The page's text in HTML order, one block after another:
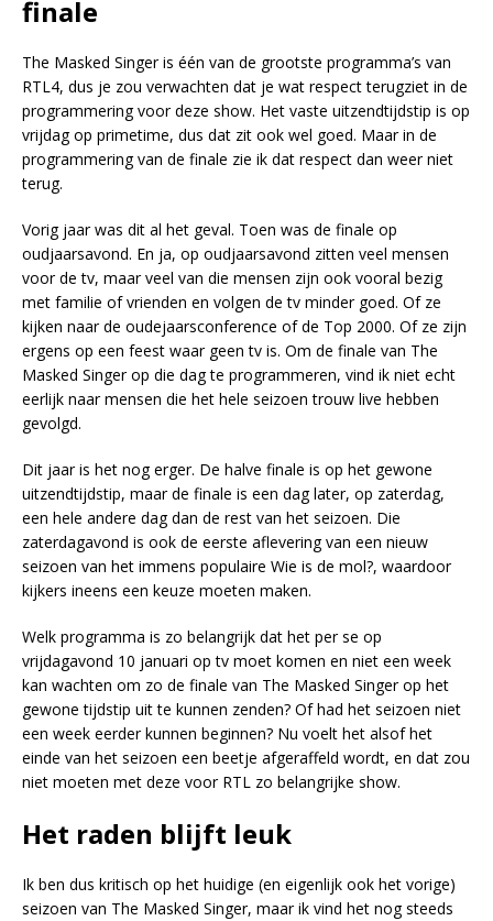
finale
The Masked Singer is één van de grootste programma’s van
RTL4, dus je zou verwachten dat je wat respect terugziet in de
programmering voor deze show. Het vaste uitzendtijdstip is op
vrijdag op primetime, dus dat zit ook wel goed. Maar in de
programmering van de finale zie ik dat respect dan weer niet
terug.
Vorig jaar was dit al het geval. Toen was de finale op
oudjaarsavond. En ja, op oudjaarsavond zitten veel mensen
voor de tv, maar veel van die mensen zijn ook vooral bezig
met familie of vrienden en volgen de tv minder goed. Of ze
kijken naar de oudejaarsconference of de Top 2000. Of ze zijn
ergens op een feest waar geen tv is. Om de finale van The
Masked Singer op die dag te programmeren, vind ik niet echt
eerlijk naar mensen die het hele seizoen trouw live hebben
gevolgd.
Dit jaar is het nog erger. De halve finale is op het gewone
uitzendtijdstip, maar de finale is een dag later, op zaterdag,
een hele andere dag dan de rest van het seizoen. Die
zaterdagavond is ook de eerste aflevering van een nieuw
seizoen van het immens populaire Wie is de mol?, waardoor
kijkers ineens een keuze moeten maken.
Welk programma is zo belangrijk dat het per se op
vrijdagavond 10 januari op tv moet komen en niet een week
kan wachten om zo de finale van The Masked Singer op het
gewone tijdstip uit te kunnen zenden? Of had het seizoen niet
een week eerder kunnen beginnen? Nu voelt het alsof het
einde van het seizoen een beetje afgeraffeld wordt, en dat zou
niet moeten met deze voor RTL zo belangrijke show.
Het raden blijft leuk
Ik ben dus kritisch op het huidige (en eigenlijk ook het vorige)
seizoen van The Masked Singer, maar ik vind het nog steeds